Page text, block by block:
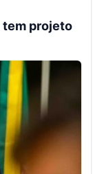
tem projeto